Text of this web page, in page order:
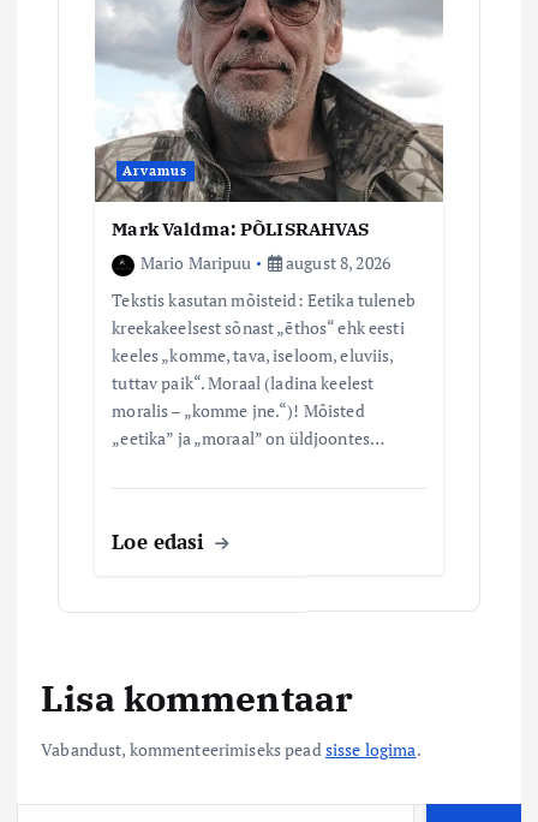
Arvamus
Mark Valdma: PÕLISRAHVAS
Mario Maripuu
august 8, 2026
Tekstis kasutan mõisteid: Eetika tuleneb
kreekakeelsest sõnast „ēthos“ ehk eesti
keeles „komme, tava, iseloom, eluviis,
tuttav paik“. Moraal (ladina keelest
moralis – „komme jne.“)! Mõisted
„eetika” ja „moraal” on üldjoontes…
Loe edasi
Lisa kommentaar
Vabandust, kommenteerimiseks pead sisse logima.